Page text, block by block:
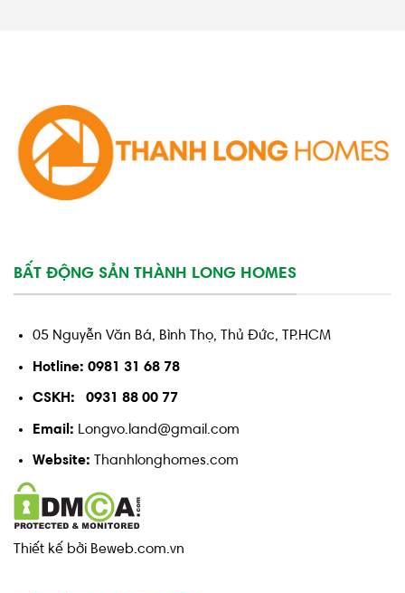
BẤT ĐỘNG SẢN THÀNH LONG HOMES
05 Nguyễn Văn Bá, Bình Thọ, Thủ Đức, TP.HCM
Hotline: 0981 31 68 78
CSKH: 0931 88 00 77
Email: Longvo.land@gmail.com
Website: Thanhlonghomes.com
Thiết kế bởi Beweb.com.vn